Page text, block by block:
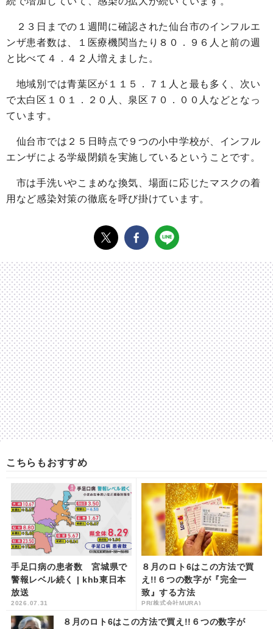
２３日までの１週間に確認された仙台市のインフルエ
ンザ患者数は、１医療機関当たり８０．９６人と前の週
と比べて４．４２人増えました。
地域別では青葉区が１１５．７１人と最も多く、次い
で太白区１０１．２０人、泉区７０．００人などとなっ
ています。
仙台市では２５日時点で９つの小中学校が、インフル
エンザによる学級閉鎖を実施しているということです。
市は手洗いやこまめな換気、場面に応じたマスクの着
用など感染対策の徹底を呼び掛けています。
こちらもおすすめ
手足口病の患者数 宮城県で
警報レベル続く | khb東日本
放送
2026.07.31
８月のロト6はこの方法で買
え!!６つの数字が『完全一
致』する方法
PR(株式会社MURA)
８月のロト6はこの方法で買え!!６つの数字が